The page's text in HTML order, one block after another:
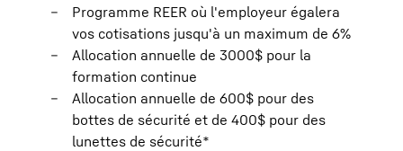
Programme REER où l'employeur égalera
vos cotisations jusqu'à un maximum de 6%
Allocation annuelle de 3000$ pour la
formation continue
Allocation annuelle de 600$ pour des
bottes de sécurité et de 400$ pour des
lunettes de sécurité*